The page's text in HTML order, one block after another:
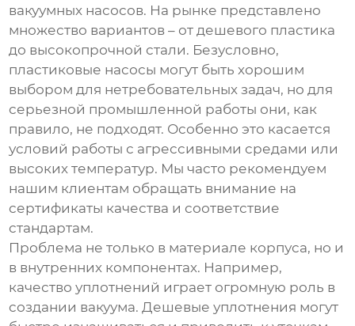
вакуумных насосов. На рынке представлено
множество вариантов – от дешевого пластика
до высокопрочной стали. Безусловно,
пластиковые насосы могут быть хорошим
выбором для нетребовательных задач, но для
серьезной промышленной работы они, как
правило, не подходят. Особенно это касается
условий работы с агрессивными средами или
высоких температур. Мы часто рекомендуем
нашим клиентам обращать внимание на
сертификаты качества и соответствие
стандартам.
Проблема не только в материале корпуса, но и
в внутренних компонентах. Например,
качество уплотнений играет огромную роль в
создании вакуума. Дешевые уплотнения могут